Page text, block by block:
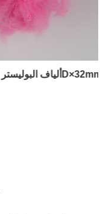
ألياف البوليستر التيلة لغزل الصوف الوردي 3D×32mm